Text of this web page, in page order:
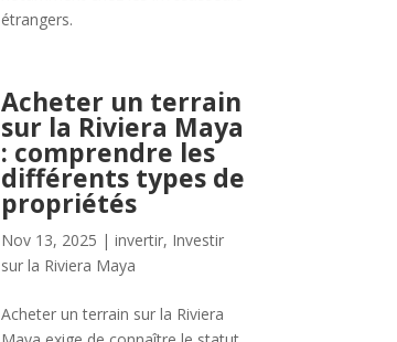
étrangers.
Acheter un terrain
sur la Riviera Maya
: comprendre les
différents types de
propriétés
Nov 13, 2025 |invertir, Investir
sur la Riviera Maya
Acheter un terrain sur la Riviera